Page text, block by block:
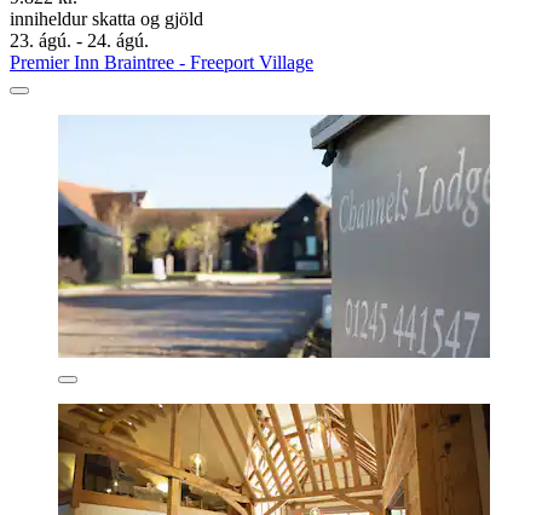
inniheldur skatta og gjöld
23. ágú. - 24. ágú.
Premier Inn Braintree - Freeport Village